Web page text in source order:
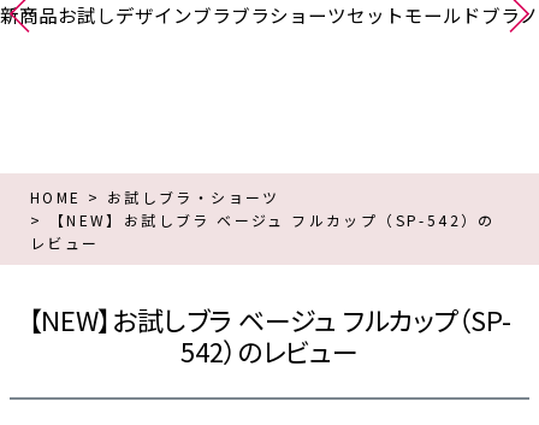
新商品お試しデザインブラブラショーツセットモールドブラ
HOME
お試しブラ・ショーツ
【NEW】お試しブラ ベージュ フルカップ（SP-542）の
レビュー
【NEW】お試しブラ ベージュ フルカップ（SP-
542）のレビュー